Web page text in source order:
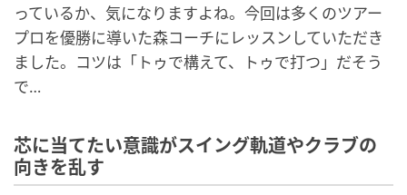
っているか、気になりますよね。今回は多くのツアー
プロを優勝に導いた森コーチにレッスンしていただき
ました。コツは「トゥで構えて、トゥで打つ」だそう
で…
芯に当てたい意識がスイング軌道やクラブの
向きを乱す